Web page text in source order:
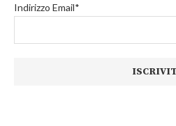
Indirizzo Email*